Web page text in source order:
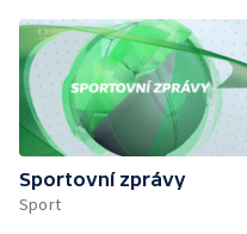
Sportovní zprávy
Sport